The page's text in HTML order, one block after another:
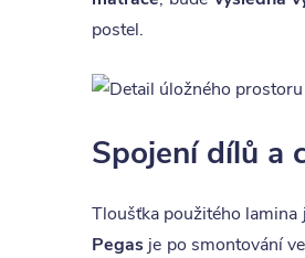
postel.
Spojení dílů a
Tloušťka použitého lamina
Pegas je po smontování